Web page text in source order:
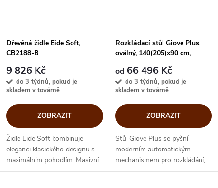
Dřevěná židle Eide Soft,
CB2188-B
9 826 Kč
do 3 týdnů, pokud je
skladem v továrně
ZOBRAZIT
Židle Eide Soft kombinuje
eleganci klasického designu s
maximálním pohodlím. Masivní
bukový rám a oblé opěradlo
Rozkládací stůl Giove Plus,
oválný, 140(205)x90 cm,
od 66 496 Kč
do 3 týdnů, pokud je
skladem v továrně
ZOBRAZIT
Stůl Giove Plus se pyšní
moderním automatickým
mechanismem pro rozkládání,
který lze aktivovat